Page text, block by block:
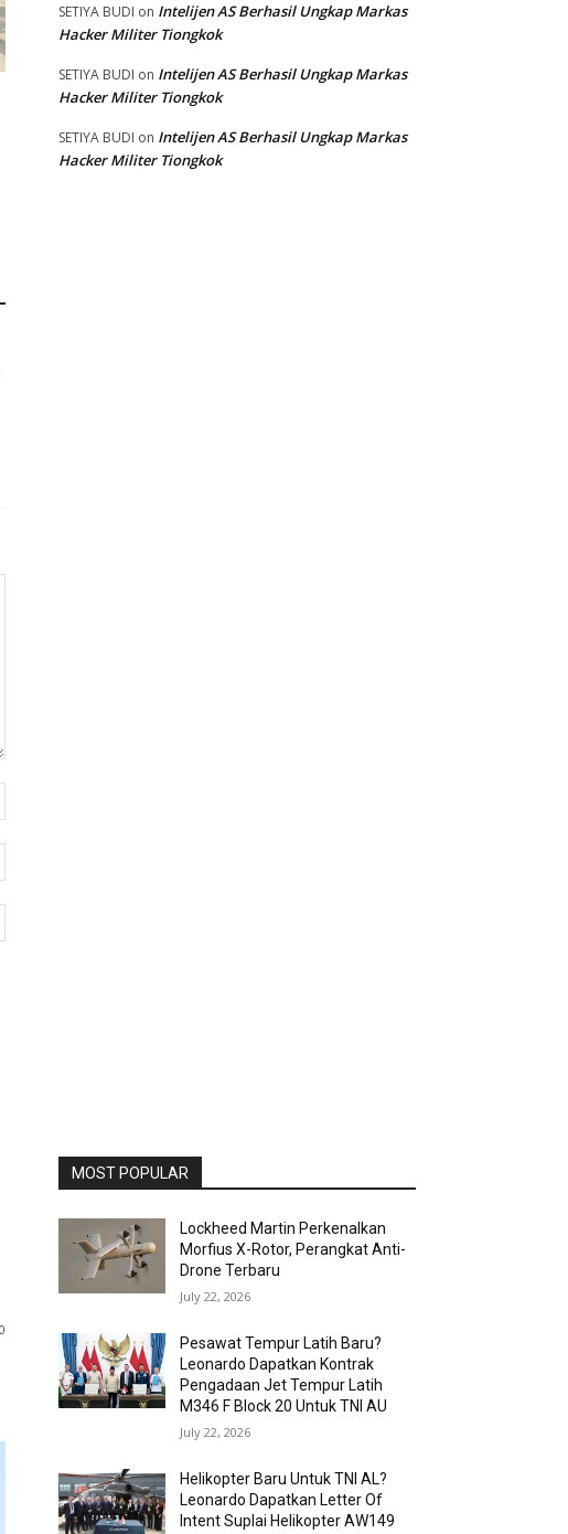
SETIYA BUDI on Intelijen AS Berhasil Ungkap Markas
Hacker Militer Tiongkok
SETIYA BUDI on Intelijen AS Berhasil Ungkap Markas
Hacker Militer Tiongkok
SETIYA BUDI on Intelijen AS Berhasil Ungkap Markas
Hacker Militer Tiongkok